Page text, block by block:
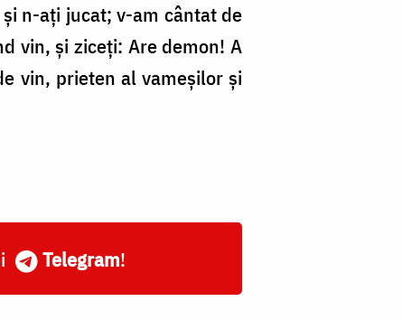
n-ați jucat; v-am cântat de
vin, și ziceți: Are demon! A
vin, prieten al vameșilor și
Telegram!